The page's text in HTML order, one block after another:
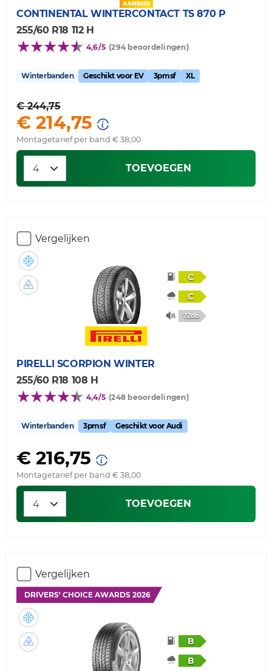
CONTINENTAL WINTERCONTACT TS 870 P
255/60 R18 112 H
4,6/5 (294 beoordelingen)
Winterbanden Geschikt voor EV 3pmsf XL
€ 244,75
€ 214,75
Montagetarief per band € 38,00
TOEVOEGEN
Vergelijken
C
C
72db
PIRELLI SCORPION WINTER
255/60 R18 108 H
4,4/5 (248 beoordelingen)
Winterbanden 3pmsf Geschikt voor Audi
€ 216,75
Montagetarief per band € 38,00
TOEVOEGEN
Vergelijken
DRIVERS' CHOICE AWARDS 2026
B
B